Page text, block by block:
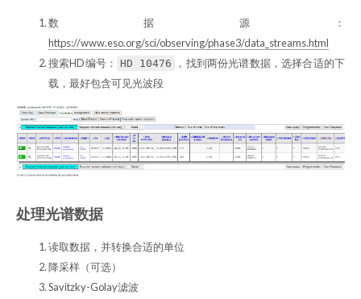
数据源：
https://www.eso.org/sci/observing/phase3/data_streams.html
搜索HD编号：
HD 10476
，找到两份光谱数据，选择合适的下
载，最好包含可见光波段
处理光谱数据
读取数据，并转换合适的单位
降采样（可选）
Savitzky-Golay滤波